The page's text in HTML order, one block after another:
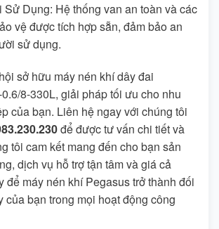
Sử Dụng: Hệ thống van an toàn và các
vệ được tích hợp sẵn, đảm bảo an
sử dụng.
sở hữu máy nén khí dây đai
8-330L, giải pháp tối ưu cho nhu
của bạn. Liên hệ ngay với chúng tôi
để được tư vấn chi tiết và
tôi cam kết mang đến cho bạn sản
dịch vụ hỗ trợ tận tâm và giá cả
để máy nén khí Pegasus trở thành đối
của bạn trong mọi hoạt động công